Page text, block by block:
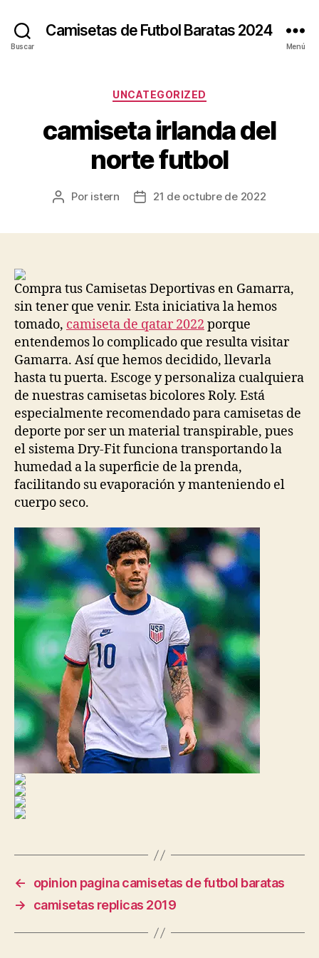
Buscar
Camisetas de Futbol Baratas 2024
Menú
Categorías
UNCATEGORIZED
camiseta irlanda del
norte futbol
Autor
Por istern
Fecha21 de octubre de 2022
Compra tus Camisetas Deportivas en Gamarra,
sin tener que venir. Esta iniciativa la hemos
tomado, camiseta de qatar 2022 porque
entendemos lo complicado que resulta visitar
Gamarra. Así que hemos decidido, llevarla
hasta tu puerta. Escoge y personaliza cualquiera
de nuestras camisetas bicolores Roly. Está
especialmente recomendado para camisetas de
deporte por ser un material transpirable, pues
el sistema Dry-Fit funciona transportando la
humedad a la superficie de la prenda,
facilitando su evaporación y manteniendo el
cuerpo seco.
←
opinion pagina camisetas de futbol baratas
→
camisetas replicas 2019